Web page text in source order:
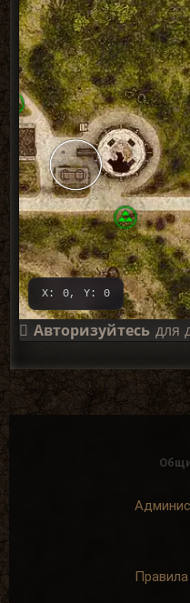
X: 0, Y: 0
Авторизуйтесьдля